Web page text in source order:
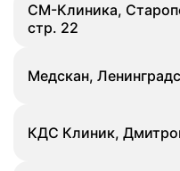
СМ-Клиника,
стр. 22
Медскан,
КДС Клиник,